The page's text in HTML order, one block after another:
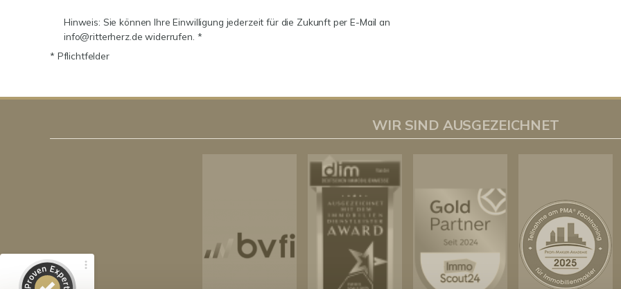
Hinweis: Sie können Ihre Einwilligung jederzeit für die Zukunft per E-Mail an
info@ritterherz.de widerrufen. *
* Pflichtfelder
WIR SIND AUSGEZEICHNET
Kundenbewertungen und Erfahrungen zu
159
Bewertungen von 3
anderen Quellen